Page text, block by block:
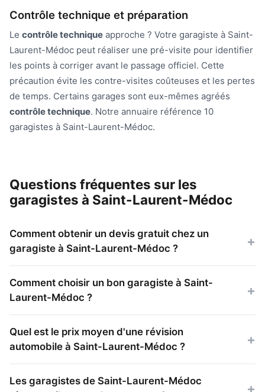
Contrôle technique et préparation
Le contrôle technique approche ? Votre garagiste à Saint-
Laurent-Médoc peut réaliser une pré-visite pour identifier
les points à corriger avant le passage officiel. Cette
précaution évite les contre-visites coûteuses et les pertes
de temps. Certains garages sont eux-mêmes agréés
contrôle technique. Notre annuaire référence 10
garagistes à Saint-Laurent-Médoc.
Questions fréquentes sur les
garagistes à Saint-Laurent-Médoc
Comment obtenir un devis gratuit chez un
garagiste à Saint-Laurent-Médoc ?
Comment choisir un bon garagiste à Saint-
Laurent-Médoc ?
Quel est le prix moyen d'une révision
automobile à Saint-Laurent-Médoc ?
Les garagistes de Saint-Laurent-Médoc